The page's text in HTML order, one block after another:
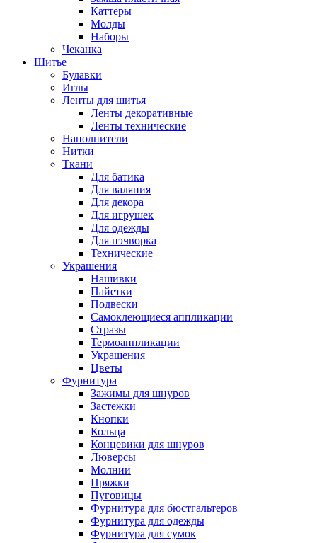
Каттеры
Молды
Наборы
Чеканка
Шитье
Булавки
Иглы
Ленты для шитья
Ленты декоративные
Ленты технические
Наполнители
Нитки
Ткани
Для батика
Для валяния
Для декора
Для игрушек
Для одежды
Для пэчворка
Технические
Украшения
Нашивки
Пайетки
Подвески
Самоклеющиеся аппликации
Стразы
Термоаппликации
Украшения
Цветы
Фурнитура
Зажимы для шнуров
Застежки
Кнопки
Кольца
Концевики для шнуров
Люверсы
Молнии
Пряжки
Пуговицы
Фурнитура для бюстгальтеров
Фурнитура для одежды
Фурнитура для сумок